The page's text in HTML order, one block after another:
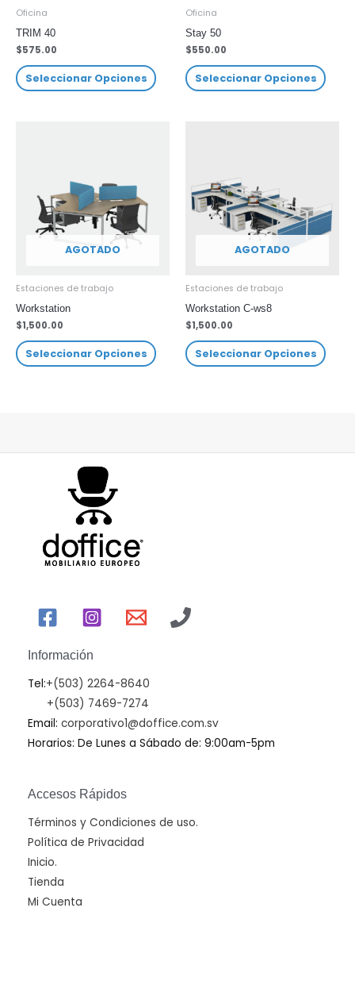
Oficina
TRIM 40
$575.00
Seleccionar Opciones
Oficina
Stay 50
$550.00
Seleccionar Opciones
AGOTADO
Estaciones de trabajo
Workstation
$1,500.00
Seleccionar Opciones
AGOTADO
Estaciones de trabajo
Workstation C-ws8
$1,500.00
Seleccionar Opciones
Información
Tel:+(503) 2264-8640
+(503) 7469-7274
Email: corporativo1@doffice.com.sv
Horarios: De Lunes a Sábado de: 9:00am-5pm
Accesos Rápidos
Términos y Condiciones de uso.
Política de Privacidad
Inicio.
Tienda
Mi Cuenta